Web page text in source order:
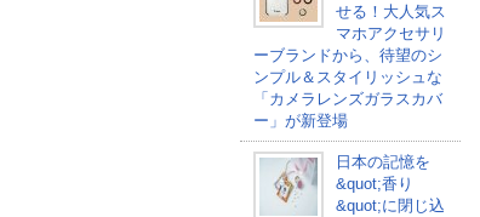
せる！大人気ス
マホアクセサリ
ーブランドから、待望のシ
ンプル＆スタイリッシュな
「カメラレンズガラスカバ
ー」が新登場
日本の記憶を
&quot;香り
&quot;に閉じ込